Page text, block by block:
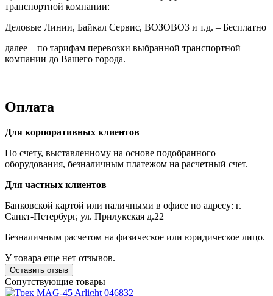
транспортной компании:
Деловые Линии, Байкал Сервис, ВОЗОВОЗ и т.д. – Бесплатно
далее – по тарифам перевозки выбранной транспортной
компании до Вашего города.
Оплата
Для корпоративных клиентов
По счету, выставленному на основе подобранного
оборудования, безналичным платежом на расчетный счет.
Для частных клиентов
Банковской картой или наличными в офисе по адресу: г.
Санкт-Петербург, ул. Прилукская д.22
Безналичным расчетом на физическое или юридическое лицо.
У товара еще нет отзывов.
Оставить отзыв
Сопутствующие товары